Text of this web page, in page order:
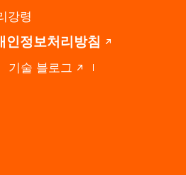
강령
인정보처리방침
기술 블로그